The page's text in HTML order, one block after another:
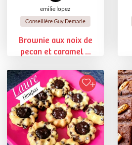
emilie lopez
Conseillère Guy Demarle
Brownie aux noix de
pecan et caramel ...